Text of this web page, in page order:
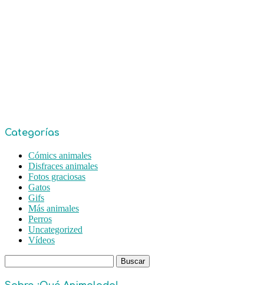
Categorías
Cómics animales
Disfraces animales
Fotos graciosas
Gatos
Gifs
Más animales
Perros
Uncategorized
Vídeos